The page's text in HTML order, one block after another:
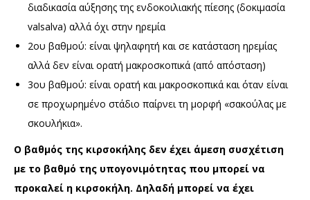
διαδικασία αύξησης της ενδοκοιλιακής πίεσης (δοκιμασία
valsalva) αλλά όχι στην ηρεμία
2ου βαθμού: είναι ψηλαφητή και σε κατάσταση ηρεμίας
αλλά δεν είναι ορατή μακροσκοπικά (από απόσταση)
3ου βαθμού: είναι ορατή και μακροσκοπικά και όταν είναι
σε προχωρημένο στάδιο παίρνει τη μορφή «σακούλας με
σκουλήκια».
Ο βαθμός της κιρσοκήλης δεν έχει άμεση συσχέτιση
με το βαθμό της υπογονιμότητας που μπορεί να
προκαλεί η κιρσοκήλη. Δηλαδή μπορεί να έχει